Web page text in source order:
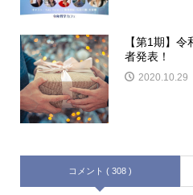
【第1期】
者発表！
2020.10.29
コメント ( 308 )